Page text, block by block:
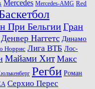
Mercedes Mercedes-AMG Red
При БельгииГран
Денвер Наггетс Динамо
Норрис Лига ВТБ Лос-
Майами Хит Макс
Регби Роман
Серхио Перес